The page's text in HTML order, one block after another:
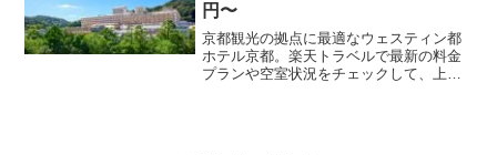
円〜
京都観光の拠点に最適なウェスティン都
ホテル京都。楽天トラベルで最新の料金
プランや空室状況をチェックして、上質